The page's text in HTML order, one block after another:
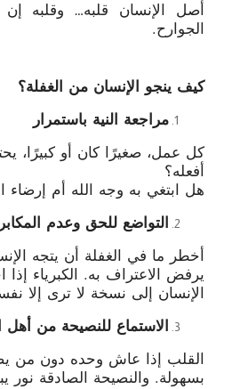
أصل الإنسان قلبه… وقلبه
الجوارح.
كيف ينجو الإنسان من الغفلة؟
مراجعة النية باستمرار
كل عمل، صغيرًا كان أو كبيرًا،
أفعله؟
هل ابتغي به وجه الله أم إرضاء
التواضع للحق وعدم
أخطر ما في الغفلة أن يتجه
يرفض الاعتراف به. الكبرياء
الإنسان إلى نسخة لا ترى إلا
الاستماع للنصيحة من
القلب إذا عاش وحده دون من
بسهولة. والنصيحة الصادقة نور